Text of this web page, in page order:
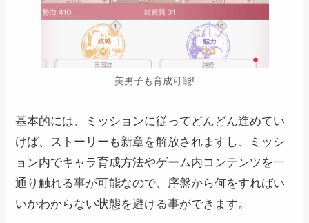
美男子も育成可能!
基本的には、ミッションに従ってどんどん進めてい
けば、ストーリーも新章を解放されますし、ミッシ
ョン内でキャラ育成方法やゲーム内コンテンツを一
通り触れる事が可能なので、序盤から何をすればい
いかわからない状態を避ける事ができます。